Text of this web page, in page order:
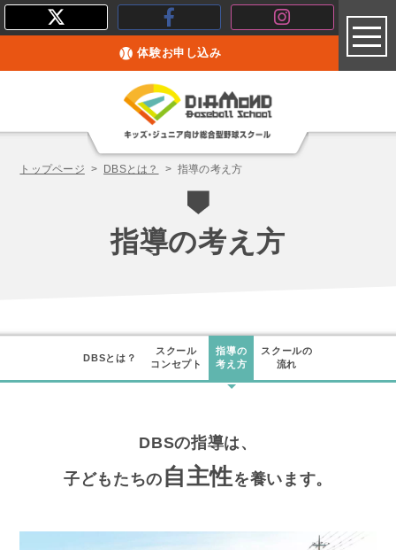
体験お申し込み
トップページ DBSとは？ 指導の考え方
指導の考え方
DBSとは？
スクール
コンセプト
指導の
考え方
スクールの
流れ
DBSの指導は、
子どもたちの 自主性を養います。